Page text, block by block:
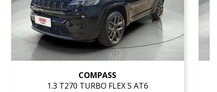
COMPASS
1.3 T270 TURBO FLEX S AT6